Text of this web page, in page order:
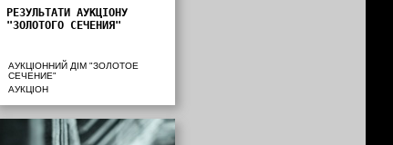
РЕЗУЛЬТАТИ АУКЦІОНУ
"ЗОЛОТОГО СЕЧЕНИЯ"
АУКЦІОННИЙ ДІМ "ЗОЛОТОЕ
СЕЧЕНИЕ"
АУКЦІОН